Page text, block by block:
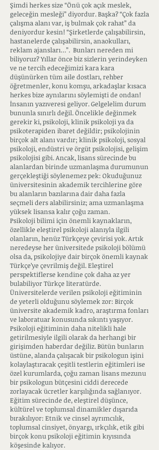
Şimdi herkes size “Önü çok açık meslek,
geleceğin mesleği” diyordur. Başka? “Çok fazla
çalışma alanı var, iş bulmak çok rahat” da
deniyordur kesin! “Şirketlerde çalışabilirsin,
hastanelerde çalışabilirsin, anaokulları,
reklam ajansları…”. Bunları nereden mi
biliyoruz? Yıllar önce biz sizlerin yerindeyken
ve ne tercih edeceğimizi kara kara
düşünürken tüm aile dostları, rehber
öğretmenler, konu komşu, arkadaşlar kısaca
herkes bize aynılarını söylemişti de ondan!
İnsanın yazıveresi geliyor. Gelgelelim durum
bununla sınırlı değil. Öncelikle değinmek
gerekir ki, psikoloji, klinik psikoloji ya da
psikoterapiden ibaret değildir; psikolojinin
birçok alt alanı vardır; klinik psikoloji, sosyal
psikoloji, endüstri ve örgüt psikolojisi, gelişim
psikolojisi gibi. Ancak, lisans sürecinde bu
alanlardan birinde uzmanlaşma durumunun
gerçekleştiği söylenemez pek: Okuduğunuz
üniversitesinin akademik tercihlerine göre
bu alanların bazılarına dair daha fazla
seçmeli ders alabilirsiniz; ama uzmanlaşma
yüksek lisansa kalır çoğu zaman.
Psikoloji bilimi için önemli kaynakların,
özellikle eleştirel psikoloji alanıyla ilgili
olanların, henüz Türkçeye çevirisi yok. Artık
neredeyse her üniversitede psikoloji bölümü
olsa da, psikolojiye dair birçok önemli kaynak
Türkçe’ye çevrilmiş değil. Eleştirel
perspektiflerse kendine çok daha az yer
bulabiliyor Türkçe literatürde.
Üniversitelerde verilen psikoloji eğitiminin
de yeterli olduğunu söylemek zor: Birçok
üniversite akademik kadro, araştırma fonları
ve laboratuar konusunda sıkıntı yaşıyor.
Psikoloji eğitiminin daha nitelikli hale
getirilmesiyle ilgili olarak da herhangi bir
girişimden haberdar değiliz. Bütün bunların
üstüne, alanda çalışacak bir psikologun işini
kolaylaştıracak çeşitli testlerin eğitimleri ise
özel kurumlarda, çoğu zaman lisans mezunu
bir psikologun bütçesini ciddi derecede
zorlayacak ücretler karşılığında sağlanıyor.
Eğitim sürecinde de, eleştirel düşünce,
kültürel ve toplumsal dinamikler dışarıda
bırakılıyor: Etnik ve cinsel ayrımcılık,
toplumsal cinsiyet, önyargı, ırkçılık, etik gibi
birçok konu psikoloji eğitimin kıyısında
köşesinde kalıyor.